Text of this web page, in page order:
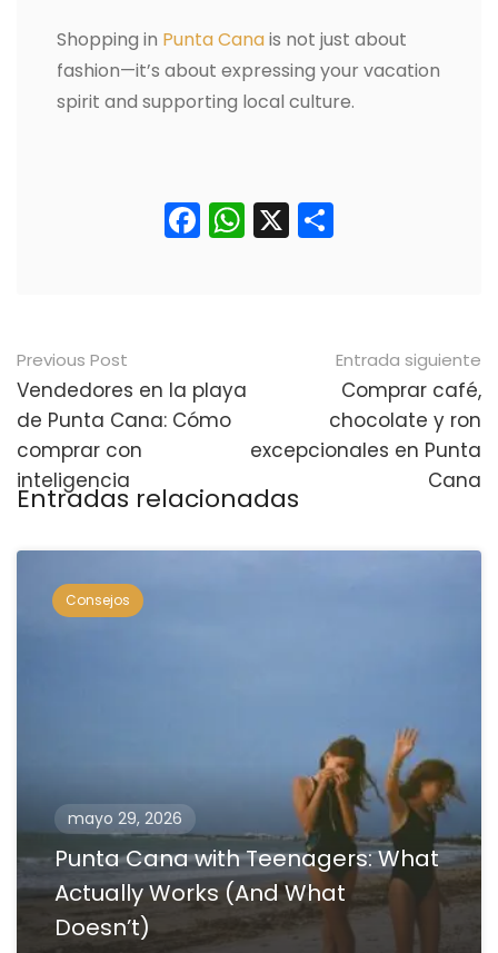
Shopping in Punta Canais not just about
fashion—it’s about expressing your vacation
spirit and supporting local culture.
Facebook
WhatsApp
X
Navegación
posterior
Previous Post
Vendedores en la playa
de Punta Cana: Cómo
comprar con
inteligencia
Entrada siguiente
Comprar café,
chocolate y ron
excepcionales en Punta
Cana
Entradas relacionadas
Consejos
mayo 29, 2026
Punta Cana with Teenagers: What
Actually Works (And What
Doesn’t)